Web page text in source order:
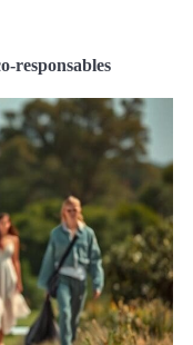
responsables